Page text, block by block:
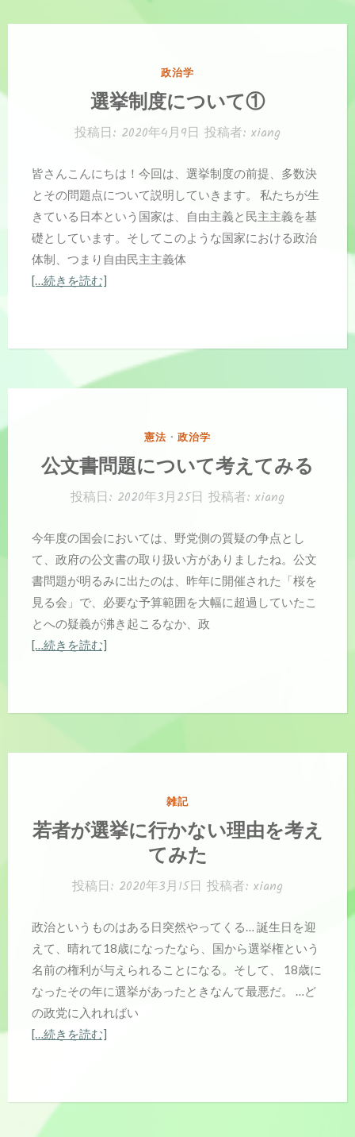
カ
ゴ
リ
政治学
選挙制度について①
投稿日: 2020年4月9日 投稿者: xiang
皆さんこんにちは！今回は、選挙制度の前提、多数決
とその問題点について説明していきます。 私たちが生
きている日本という国家は、自由主義と民主主義を基
礎としています。そしてこのような国家における政治
体制、つまり自由民主主義体
[…続きを読む]
カ
ゴ
リ
憲法 ・ 政治学
公文書問題について考えてみる
投稿日: 2020年3月25日 投稿者: xiang
今年度の国会においては、野党側の質疑の争点とし
て、政府の公文書の取り扱い方がありましたね。公文
書問題が明るみに出たのは、昨年に開催された「桜を
見る会」で、必要な予算範囲を大幅に超過していたこ
とへの疑義が沸き起こるなか、政
[…続きを読む]
カ
ゴ
リ
雑記
若者が選挙に行かない理由を考え
てみた
投稿日: 2020年3月15日 投稿者: xiang
政治というものはある日突然やってくる… 誕生日を迎
えて、晴れて18歳になったなら、国から選挙権という
名前の権利が与えられることになる。そして、 18歳に
なったその年に選挙があったときなんて最悪だ。 …ど
の政党に入れればい
[…続きを読む]